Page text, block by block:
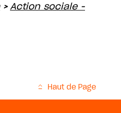
> Action sociale -
Haut de Page